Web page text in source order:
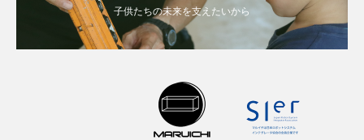
子供たちの未来を支えたいから